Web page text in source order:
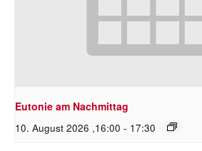
Eutonie am Nachmittag
10. August 2026 ,16:00 - 17:30